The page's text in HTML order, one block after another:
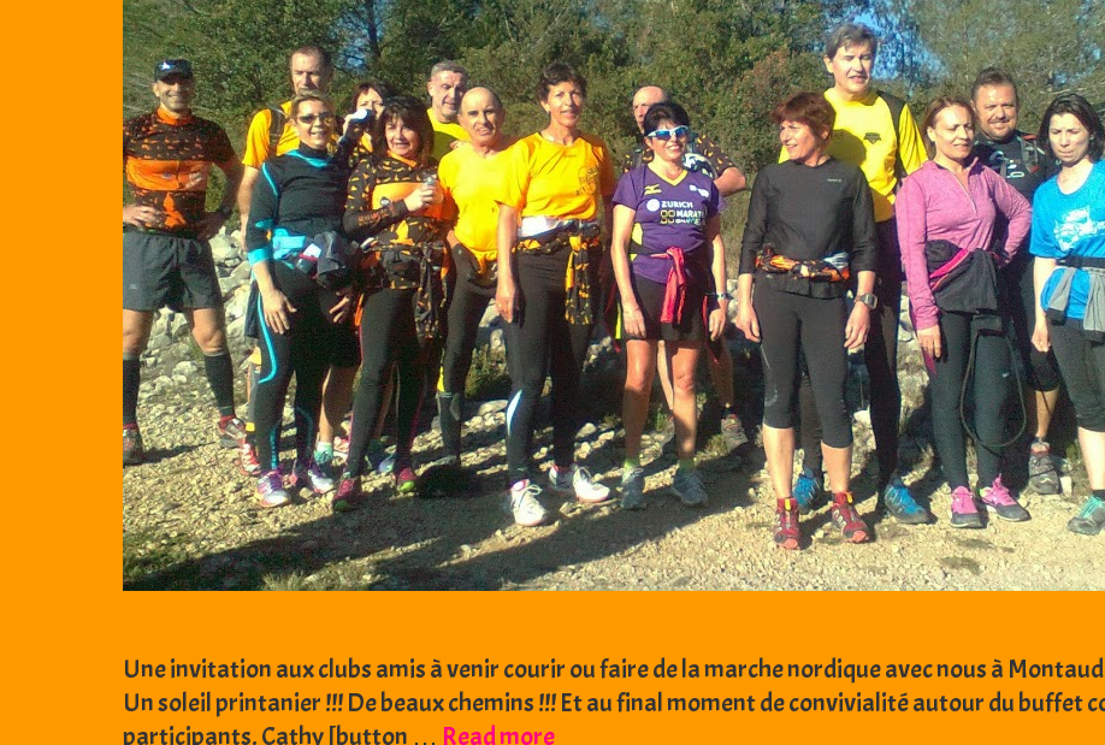
Une invitation aux clubs amis à venir courir ou faire de la marche nordique avec nous à
Un soleil printanier !!! De beaux chemins !!! Et au final moment de convivialité autour du buffet
participants. Cathy [button … Read more23